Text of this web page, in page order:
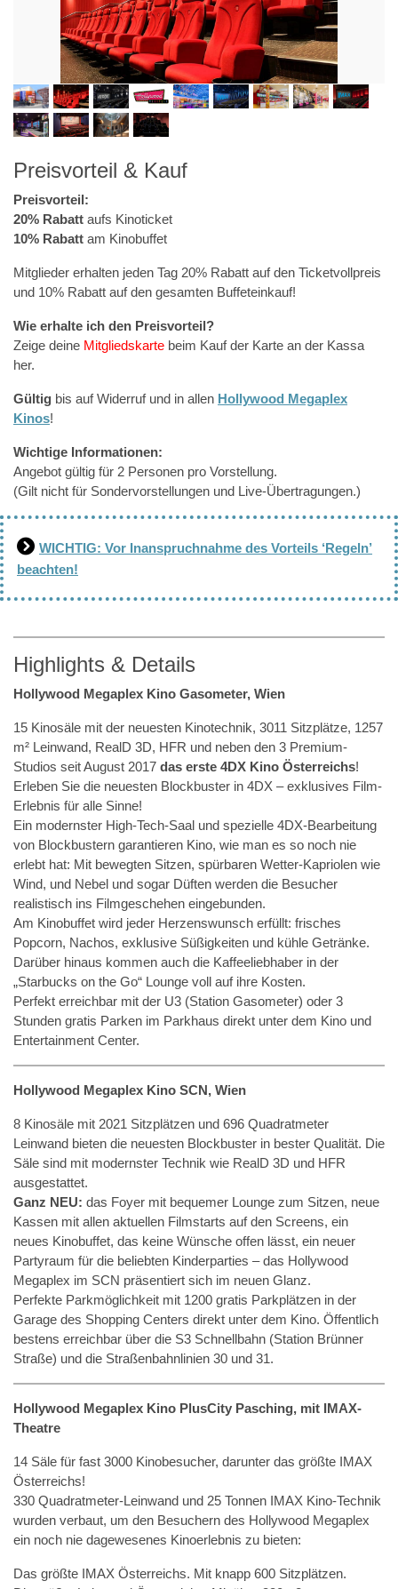
Preisvorteil & Kauf
Preisvorteil:
20% Rabatt aufs Kinoticket
10% Rabatt am Kinobuffet
Mitglieder erhalten jeden Tag 20% Rabatt auf den Ticketvollpreis
und 10% Rabatt auf den gesamten Buffeteinkauf!
Wie erhalte ich den Preisvorteil?
Zeige deine Mitgliedskarte beim Kauf der Karte an der Kassa
her.
Gültig bis auf Widerruf und in allen Hollywood Megaplex
Kinos!
Wichtige Informationen:
Angebot gültig für 2 Personen pro Vorstellung.
(Gilt nicht für Sondervorstellungen und Live-Übertragungen.)
WICHTIG: Vor Inanspruchnahme des Vorteils ‘Regeln’
beachten!
Highlights & Details
Hollywood Megaplex Kino Gasometer, Wien
15 Kinosäle mit der neuesten Kinotechnik, 3011 Sitzplätze, 1257
m² Leinwand, RealD 3D, HFR und neben den 3 Premium-
Studios seit August 2017 das erste 4DX Kino Österreichs!
Erleben Sie die neuesten Blockbuster in 4DX – exklusives Film-
Erlebnis für alle Sinne!
Ein modernster High-Tech-Saal und spezielle 4DX-Bearbeitung
von Blockbustern garantieren Kino, wie man es so noch nie
erlebt hat: Mit bewegten Sitzen, spürbaren Wetter-Kapriolen wie
Wind, und Nebel und sogar Düften werden die Besucher
realistisch ins Filmgeschehen eingebunden.
Am Kinobuffet wird jeder Herzenswunsch erfüllt: frisches
Popcorn, Nachos, exklusive Süßigkeiten und kühle Getränke.
Darüber hinaus kommen auch die Kaffeeliebhaber in der
„Starbucks on the Go“ Lounge voll auf ihre Kosten.
Perfekt erreichbar mit der U3 (Station Gasometer) oder 3
Stunden gratis Parken im Parkhaus direkt unter dem Kino und
Entertainment Center.
Hollywood Megaplex Kino SCN, Wien
8 Kinosäle mit 2021 Sitzplätzen und 696 Quadratmeter
Leinwand bieten die neuesten Blockbuster in bester Qualität. Die
Säle sind mit modernster Technik wie RealD 3D und HFR
ausgestattet.
Ganz NEU: das Foyer mit bequemer Lounge zum Sitzen, neue
Kassen mit allen aktuellen Filmstarts auf den Screens, ein
neues Kinobuffet, das keine Wünsche offen lässt, ein neuer
Partyraum für die beliebten Kinderparties – das Hollywood
Megaplex im SCN präsentiert sich im neuen Glanz.
Perfekte Parkmöglichkeit mit 1200 gratis Parkplätzen in der
Garage des Shopping Centers direkt unter dem Kino. Öffentlich
bestens erreichbar über die S3 Schnellbahn (Station Brünner
Straße) und die Straßenbahnlinien 30 und 31.
Hollywood Megaplex Kino PlusCity Pasching, mit IMAX-
Theatre
14 Säle für fast 3000 Kinobesucher, darunter das größte IMAX
Österreichs!
330 Quadratmeter-Leinwand und 25 Tonnen IMAX Kino-Technik
wurden verbaut, um den Besuchern des Hollywood Megaplex
ein noch nie dagewesenes Kinoerlebnis zu bieten:
Das größte IMAX Österreichs. Mit knapp 600 Sitzplätzen.